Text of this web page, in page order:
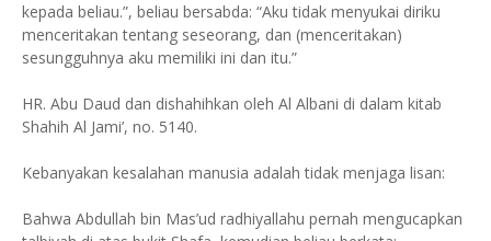
kepada beliau.”, beliau bersabda: “Aku tidak menyukai diriku
menceritakan tentang seseorang, dan (menceritakan)
sesungguhnya aku memiliki ini dan itu.”
HR. Abu Daud dan dishahihkan oleh Al Albani di dalam kitab
Shahih Al Jami’, no. 5140.
Kebanyakan kesalahan manusia adalah tidak menjaga lisan:
Bahwa Abdullah bin Mas’ud radhiyallahu pernah mengucapkan